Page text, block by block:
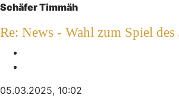
Schäfer Timmäh
Re: News - Wahl zum Spiel des
05.03.2025, 10:02